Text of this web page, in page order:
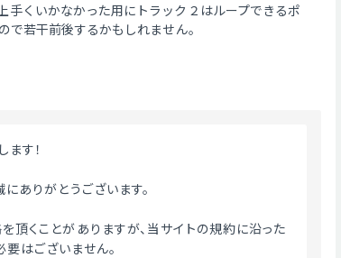
手くいかなかった用にトラック２はループできるポ
若干前後するかもしれません。
す！
ありがとうございます。
頂くことがありますが、当サイトの規約に沿った
はございません。